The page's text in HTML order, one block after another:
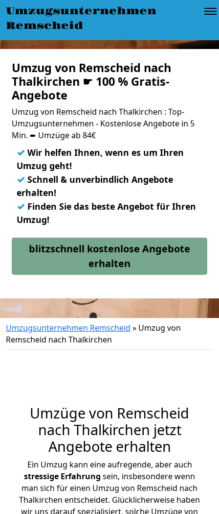
Umzugsunternehmen
Remscheid
Umzug von Remscheid nach
Thalkirchen ☛ 100 % Gratis-
Angebote
Umzug von Remscheid nach Thalkirchen : Top-
Umzugsunternehmen - Kostenlose Angebote in 5
Min. ➨ Umzüge ab 84€
✓ Wir helfen Ihnen, wenn es um Ihren
Umzug geht!
✓ Schnell & unverbindlich Angebote
erhalten!
✓ Finden Sie das beste Angebot für Ihren
Umzug!
blitzschnell kostenlose Angebote
erhalten
Umzugsunternehmen Remscheid » Umzug von
Remscheid nach Thalkirchen
Umzüge von Remscheid
nach Thalkirchen jetzt
Angebote erhalten
Ein Umzug kann eine aufregende, aber auch
stressige Erfahrung sein, insbesondere wenn
man sich für einen Umzug von Remscheid nach
Thalkirchen entscheidet. Glücklicherweise haben
wir uns darauf spezialisiert, solche Umzüge von